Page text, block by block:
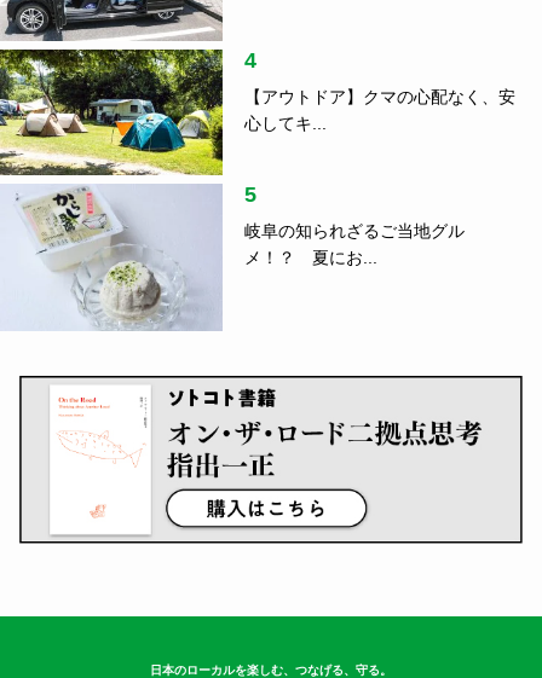
4
【アウトドア】クマの心配なく、安
心してキ...
5
岐阜の知られざるご当地グル
メ！？ 夏にお...
日本のローカルを楽しむ、つなげる、守る。